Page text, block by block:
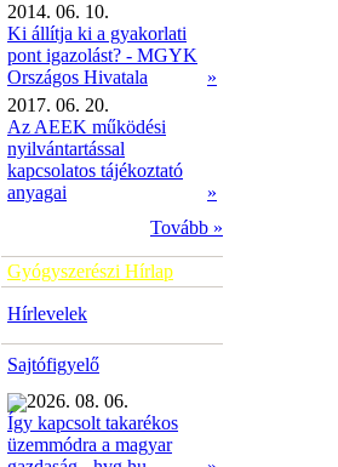
2014. 06. 10.
Ki állítja ki a gyakorlati
pont igazolást? - MGYK
Országos Hivatala
»
2017. 06. 20.
Az AEEK működési
nyilvántartással
kapcsolatos tájékoztató
anyagai
»
Tovább »
Gyógyszerészi Hírlap
Hírlevelek
Sajtófigyelő
2026. 08. 06.
Így kapcsolt takarékos
üzemmódra a magyar